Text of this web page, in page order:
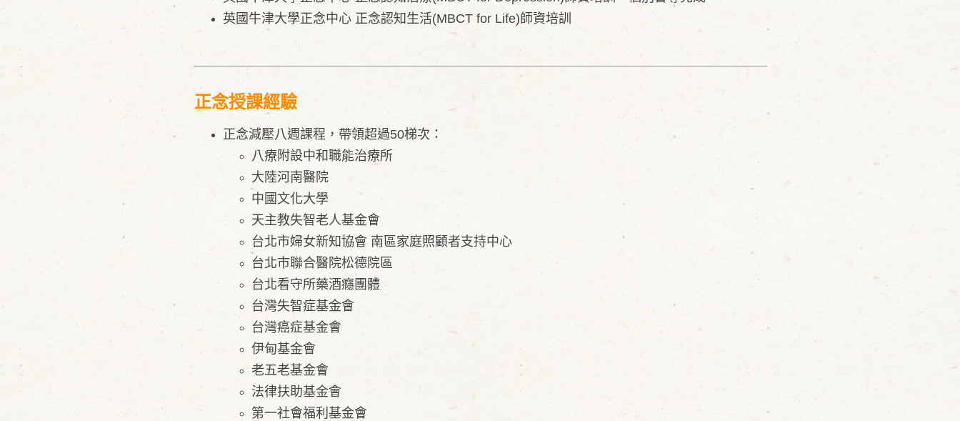
英國牛津大學正念中心 正念認知生活(MBCT for Life)師資培訓
正念授課經驗
正念減壓八週課程，帶領超過50梯次：
八療附設中和職能治療所
大陸河南醫院
中國文化大學
天主教失智老人基金會
台北市婦女新知協會 南區家庭照顧者支持中心
台北市聯合醫院松德院區
台北看守所藥酒癮團體
台灣失智症基金會
台灣癌症基金會
伊甸基金會
老五老基金會
法律扶助基金會
第一社會福利基金會